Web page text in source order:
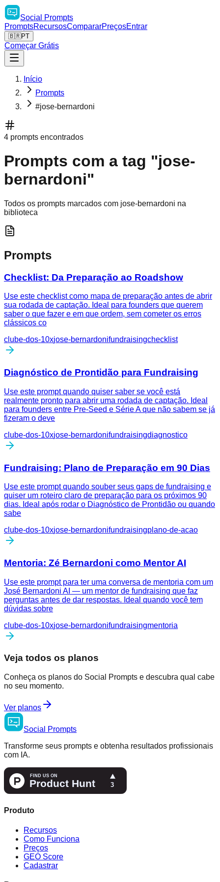
Social
Prompts
PromptsRecursosCompararPreçosEntrar
🇧🇷PT
Começar Grátis
Início
Prompts
#jose-bernardoni
4 prompts encontrados
Prompts com a tag "jose-
bernardoni"
Todos os prompts marcados com jose-bernardoni na
biblioteca
Prompts
Checklist: Da Preparação ao Roadshow
Use este checklist como mapa de preparação antes de abrir
sua rodada de captação. Ideal para founders que querem
saber o que fazer e em que ordem, sem cometer os erros
clássicos co
clube-dos-10xjose-bernardonifundraisingchecklist
Diagnóstico de Prontidão para Fundraising
Use este prompt quando quiser saber se você está
realmente pronto para abrir uma rodada de captação. Ideal
para founders entre Pre-Seed e Série A que não sabem se já
fizeram o deve
clube-dos-10xjose-bernardonifundraisingdiagnostico
Fundraising: Plano de Preparação em 90 Dias
Use este prompt quando souber seus gaps de fundraising e
quiser um roteiro claro de preparação para os próximos 90
dias. Ideal após rodar o Diagnóstico de Prontidão ou quando
sabe
clube-dos-10xjose-bernardonifundraisingplano-de-acao
Mentoria: Zé Bernardoni como Mentor AI
Use este prompt para ter uma conversa de mentoria com um
José Bernardoni AI — um mentor de fundraising que faz
perguntas antes de dar respostas. Ideal quando você tem
dúvidas sobre
clube-dos-10xjose-bernardonifundraisingmentoria
Veja todos os planos
Conheça os planos do Social Prompts e descubra qual cabe
no seu momento.
Ver planos
Social
Prompts
Transforme seus prompts e obtenha resultados profissionais
com IA.
Produto
Recursos
Como Funciona
Preços
GEO Score
Cadastrar